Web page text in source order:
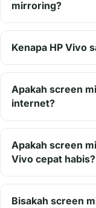
mirroring?
Kenapa HP Vivo
Apakah screen
internet?
Apakah screen
Vivo cepat habis?
Bisakah screen